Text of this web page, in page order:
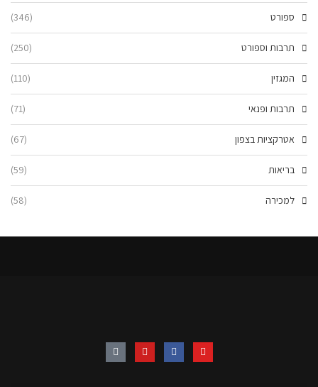
ספורט (346)
תרבות וספורט (250)
המגזין (110)
תרבות ופנאי (71)
אטרקציות בצפון (67)
בריאות (59)
למכירה (58)